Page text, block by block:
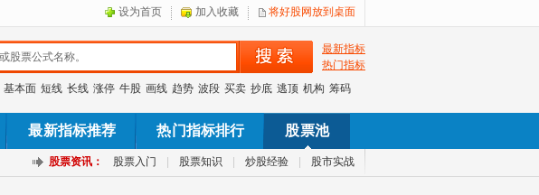
设为首页 加入收藏 将好股网放到桌面
最新指标
热门指标
基本面 短线 长线 涨停 牛股 画线 趋势 波段 买卖 抄底 逃顶 机构 筹码
最新指标推荐 热门指标排行 股票池
股票资讯： 股票入门 股票知识 炒股经验 股市实战